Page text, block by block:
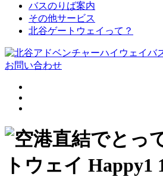
バスのりば案内
その他サービス
北谷ゲートウェイって？
お問い合わせ